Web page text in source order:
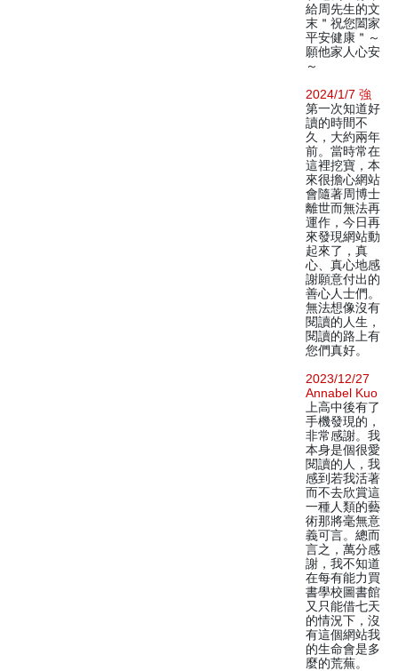
給周先生的文
末＂祝您闔家
平安健康＂～
願他家人心安
～
2024/1/7 強
第一次知道好
讀的時間不
久，大約兩年
前。當時常在
這裡挖寶，本
來很擔心網站
會隨著周博士
離世而無法再
運作，今日再
來發現網站動
起來了，真
心、真心地感
謝願意付出的
善心人士們。
無法想像沒有
閱讀的人生，
閱讀的路上有
您們真好。
2023/12/27
Annabel Kuo
上高中後有了
手機發現的，
非常感謝。我
本身是個很愛
閱讀的人，我
感到若我活著
而不去欣賞這
一種人類的藝
術那將毫無意
義可言。總而
言之，萬分感
謝，我不知道
在每有能力買
書學校圖書館
又只能借七天
的情況下，沒
有這個網站我
的生命會是多
麼的荒蕪。